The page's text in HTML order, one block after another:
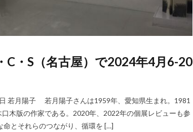
S（名古屋）で2024年4月6-20
若月陽子 若月陽子さんは1959年、愛知県生まれ。1981
木版の作家である。2020年、2022年の個展レビューも参
とそれらのつながり、循環を […]